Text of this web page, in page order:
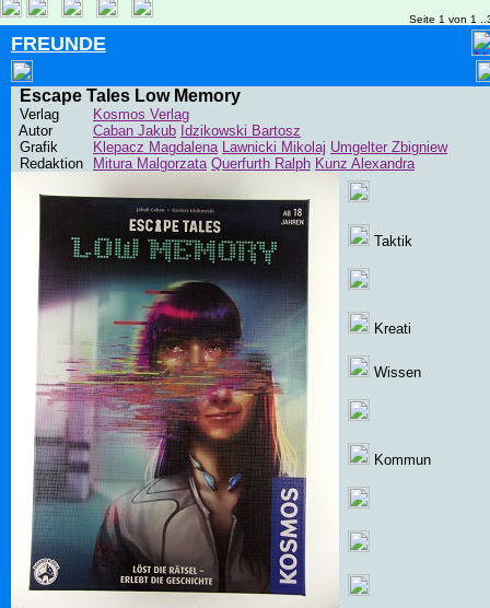
Seite 1 von 1
FREUNDE
Escape Tales Low Memory
Verlag
Kosmos Verlag
Autor
Caban Jakub Idzikowski Bartosz
Grafik
Klepacz Magdalena Lawnicki Mikolaj Umgelter Zbigniew
Redaktion
Mitura Malgorzata Querfurth Ralph Kunz Alexandra
Taktik
Kreati
Wissen
Kommun